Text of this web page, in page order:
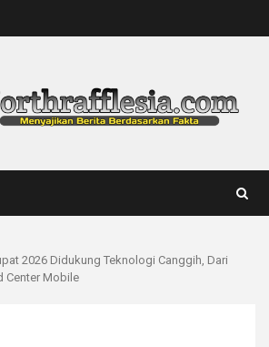
2026 Didukung Teknologi Canggih, Dari
Center Mobile